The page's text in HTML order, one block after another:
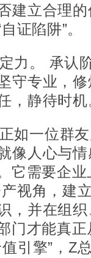
建立合理
证陷阱”。
力。 承认
守专业，
，静待时机
如一位群
像人心与
它需要企
视角，建
，并在组
门才能真正
引擎”，Z